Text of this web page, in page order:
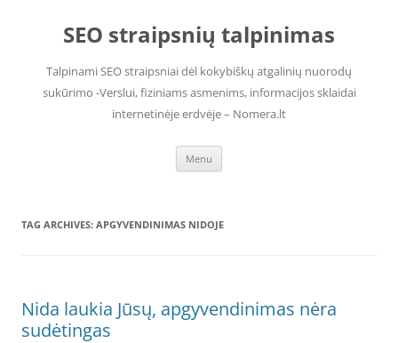
contentSEO straipsnių talpinimas
Talpinami SEO straipsniai dėl kokybiškų atgalinių nuorodų
sukūrimo -Verslui, fiziniams asmenims, informacijos sklaidai
internetinėje erdvėje – Nomera.lt
Menu
TAG ARCHIVES: APGYVENDINIMAS NIDOJE
Nida laukia Jūsų, apgyvendinimas nėra
sudėtingas